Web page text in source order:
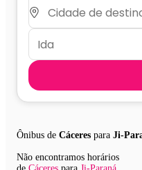
Ônibus de Cáceres para Ji-
Não encontramos horários